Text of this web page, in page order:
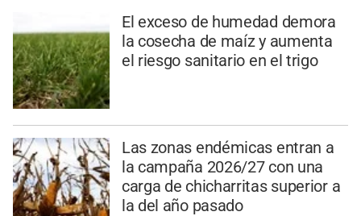
El exceso de humedad demora
la cosecha de maíz y aumenta
el riesgo sanitario en el trigo
Las zonas endémicas entran a
la campaña 2026/27 con una
carga de chicharritas superior a
la del año pasado